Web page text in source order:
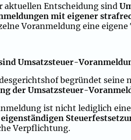
aktuellen Entscheidung sind
mit eigener
Voranmeldung eine
Umsatzsteuer-
begründet seine
der Umsatzsteuer-
ist nicht lediglich
eigenständigen
Verpflichtung.